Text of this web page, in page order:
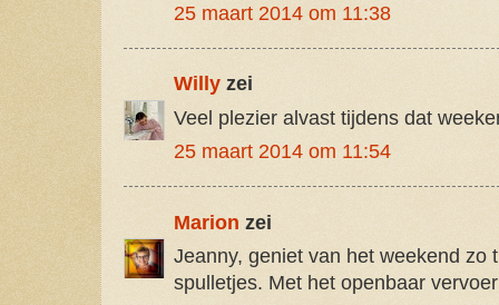
25 maart 2014 om 11:38
Willy zei
Veel plezier alvast tijdens dat
25 maart 2014 om 11:54
Marion zei
Jeanny, geniet van het weekend zo
spulletjes. Met het openbaar